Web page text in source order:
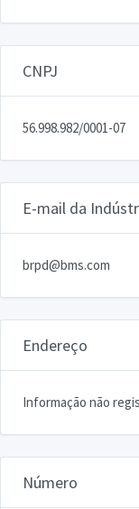
CNPJ
56.998.982/0001-07
E-mail da
brpd@bms.com
Endereço
Informação não
Número